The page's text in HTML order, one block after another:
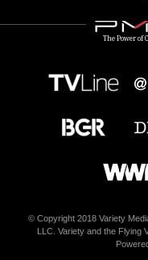
The Power of
© Copyright 2018 Variety
LLC. Variety and the Flying